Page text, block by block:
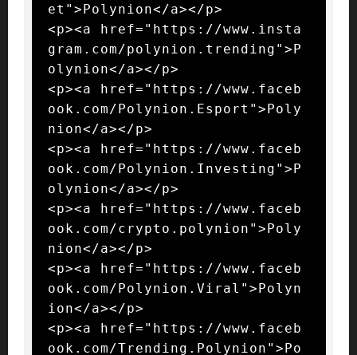
et">Polynion</a></p>
<p><a href="https://www.insta
gram.com/polynion.trending">P
olynion</a></p>
<p><a href="https://www.faceb
ook.com/Polynion.Esport">Poly
nion</a></p>
<p><a href="https://www.faceb
ook.com/Polynion.Investing">P
olynion</a></p>
<p><a href="https://www.faceb
ook.com/crypto.polynion">Poly
nion</a></p>
<p><a href="https://www.faceb
ook.com/Polynion.Viral">Polyn
ion</a></p>
<p><a href="https://www.faceb
ook.com/Trending.Polynion">Po